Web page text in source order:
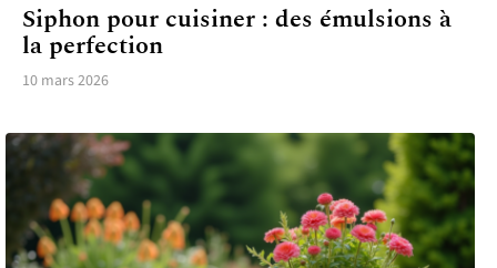
Siphon pour cuisiner : des émulsions à
la perfection
10 mars 2026